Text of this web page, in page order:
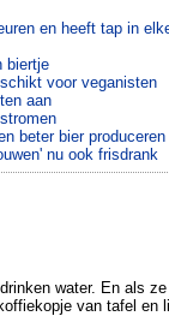
en heeft tap in
biertje
voor veganisten
aan
beter bier produceren
nu ook frisdrank
water. En als
van tafel en